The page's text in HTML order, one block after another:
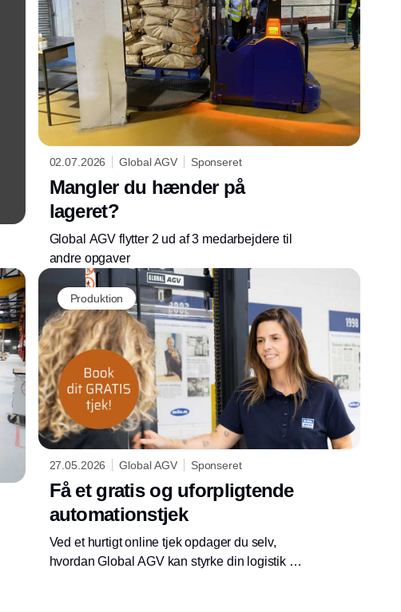
02.07.2026 Global AGV Sponseret
Mangler du hænder på
lageret?
Global AGV flytter 2 ud af 3 medarbejdere til
andre opgaver
Produktion
27.05.2026 Global AGV Sponseret
Få et gratis og uforpligtende
automationstjek
Ved et hurtigt online tjek opdager du selv,
hvordan Global AGV kan styrke din logistik og